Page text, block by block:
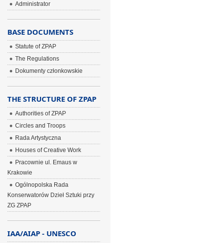
Administrator
BASE DOCUMENTS
Statute of ZPAP
The Regulations
Dokumenty członkowskie
THE STRUCTURE OF ZPAP
Authorities of ZPAP
Circles and Troops
Rada Artystyczna
Houses of Creative Work
Pracownie ul. Emaus w
Krakowie
Ogólnopolska Rada
Konserwatorów Dzieł Sztuki przy
ZG ZPAP
IAA/AIAP - UNESCO